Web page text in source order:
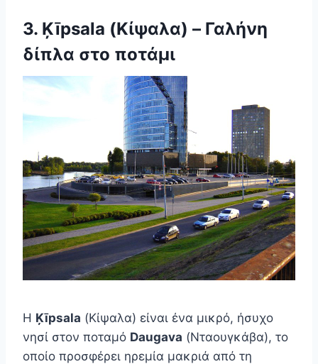
3. Ķīpsala (Κίψαλα) – Γαλήνη
δίπλα στο ποτάμι
Η Ķīpsala (Κίψαλα) είναι ένα μικρό, ήσυχο
νησί στον ποταμό Daugava (Νταουγκάβα), το
οποίο προσφέρει ηρεμία μακριά από τη